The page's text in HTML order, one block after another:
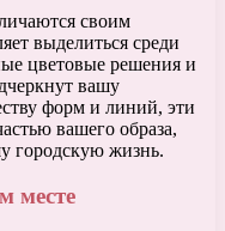
своим
выделиться среди
цветовые решения и
вашу
форм и линий, эти
вашего образа,
городскую жизнь.
месте